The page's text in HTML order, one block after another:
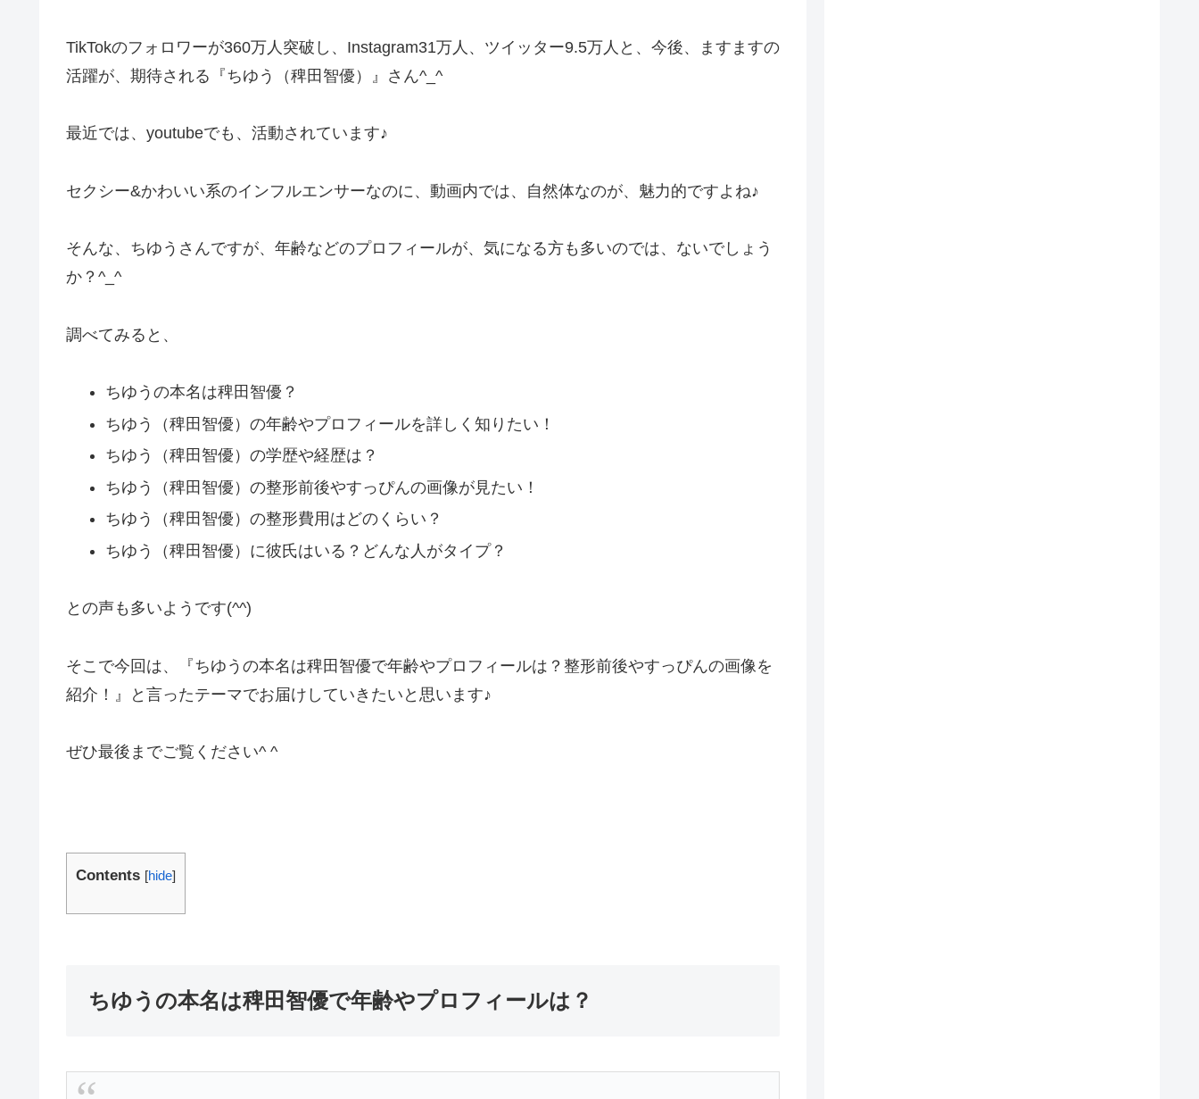
TikTokのフォロワーが360万人突破し、Instagram31万人、ツイッター9.5万人と、今後、ますますの
活躍が、期待される『ちゆう（稗田智優）』さん^_^
最近では、youtubeでも、活動されています♪
セクシー&かわいい系のインフルエンサーなのに、動画内では、自然体なのが、魅力的ですよね♪
そんな、ちゆうさんですが、年齢などのプロフィールが、気になる方も多いのでは、ないでしょう
か？^_^
調べてみると、
ちゆうの本名は稗田智優？
ちゆう（稗田智優）の年齢やプロフィールを詳しく知りたい！
ちゆう（稗田智優）の学歴や経歴は？
ちゆう（稗田智優）の整形前後やすっぴんの画像が見たい！
ちゆう（稗田智優）の整形費用はどのくらい？
ちゆう（稗田智優）に彼氏はいる？どんな人がタイプ？
との声も多いようです(^^)
そこで今回は、『ちゆうの本名は稗田智優で年齢やプロフィールは？整形前後やすっぴんの画像を
紹介！』と言ったテーマでお届けしていきたいと思います♪
ぜひ最後までご覧ください^ ^
Contents [hide]
ちゆうの本名は稗田智優で年齢やプロフィールは？